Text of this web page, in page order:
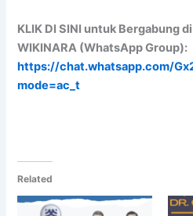
KLIK DI SINI untuk Bergabung
WIKINARA (WhatsApp Group):
https://chat.whatsapp.com/
mode=ac_t
Related